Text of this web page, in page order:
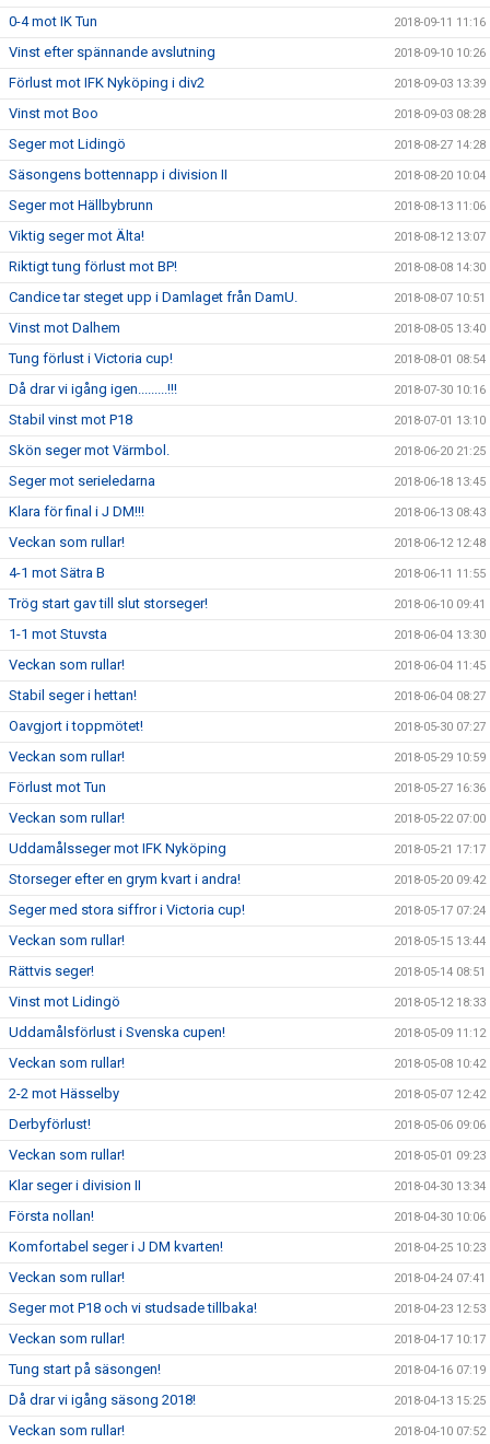
0-4 mot IK Tun 2018-09-11 11:16
Vinst efter spännande avslutning 2018-09-10 10:26
Förlust mot IFK Nyköping i div2 2018-09-03 13:39
Vinst mot Boo 2018-09-03 08:28
Seger mot Lidingö 2018-08-27 14:28
Säsongens bottennapp i division II 2018-08-20 10:04
Seger mot Hällbybrunn 2018-08-13 11:06
Viktig seger mot Älta! 2018-08-12 13:07
Riktigt tung förlust mot BP! 2018-08-08 14:30
Candice tar steget upp i Damlaget från DamU. 2018-08-07 10:51
Vinst mot Dalhem 2018-08-05 13:40
Tung förlust i Victoria cup! 2018-08-01 08:54
Då drar vi igång igen.........!!! 2018-07-30 10:16
Stabil vinst mot P18 2018-07-01 13:10
Skön seger mot Värmbol. 2018-06-20 21:25
Seger mot serieledarna 2018-06-18 13:45
Klara för final i J DM!!! 2018-06-13 08:43
Veckan som rullar! 2018-06-12 12:48
4-1 mot Sätra B 2018-06-11 11:55
Trög start gav till slut storseger! 2018-06-10 09:41
1-1 mot Stuvsta 2018-06-04 13:30
Veckan som rullar! 2018-06-04 11:45
Stabil seger i hettan! 2018-06-04 08:27
Oavgjort i toppmötet! 2018-05-30 07:27
Veckan som rullar! 2018-05-29 10:59
Förlust mot Tun 2018-05-27 16:36
Veckan som rullar! 2018-05-22 07:00
Uddamålsseger mot IFK Nyköping 2018-05-21 17:17
Storseger efter en grym kvart i andra! 2018-05-20 09:42
Seger med stora siffror i Victoria cup! 2018-05-17 07:24
Veckan som rullar! 2018-05-15 13:44
Rättvis seger! 2018-05-14 08:51
Vinst mot Lidingö 2018-05-12 18:33
Uddamålsförlust i Svenska cupen! 2018-05-09 11:12
Veckan som rullar! 2018-05-08 10:42
2-2 mot Hässelby 2018-05-07 12:42
Derbyförlust! 2018-05-06 09:06
Veckan som rullar! 2018-05-01 09:23
Klar seger i division II 2018-04-30 13:34
Första nollan! 2018-04-30 10:06
Komfortabel seger i J DM kvarten! 2018-04-25 10:23
Veckan som rullar! 2018-04-24 07:41
Seger mot P18 och vi studsade tillbaka! 2018-04-23 12:53
Veckan som rullar! 2018-04-17 10:17
Tung start på säsongen! 2018-04-16 07:19
Då drar vi igång säsong 2018! 2018-04-13 15:25
Veckan som rullar! 2018-04-10 07:52